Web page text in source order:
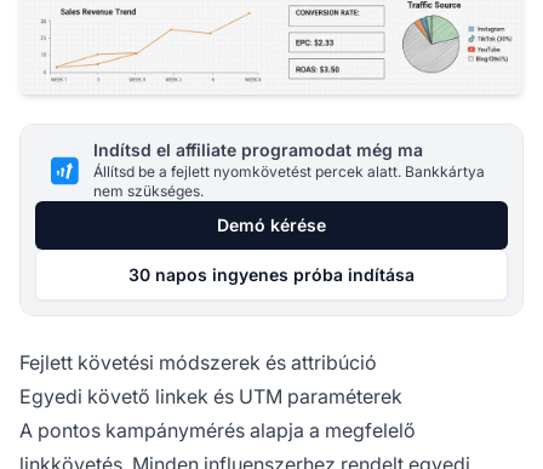
Indítsd el affiliate programodat még ma
Állítsd be a fejlett nyomkövetést percek alatt. Bankkártya
nem szükséges.
Demó kérése
30 napos ingyenes próba indítása
Fejlett követési módszerek és attribúció
Egyedi követő linkek és UTM paraméterek
A pontos kampánymérés alapja a megfelelő